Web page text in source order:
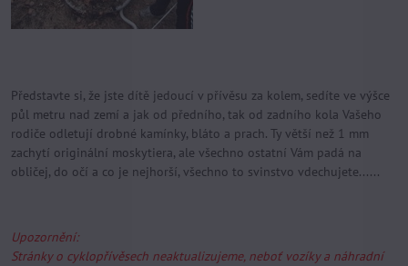
Představte si, že jste dítě jedoucí v přívěsu za kolem, sedíte ve výšce
půl metru nad zemí a jak od předního, tak od zadního kola Vašeho
rodiče odletují drobné kamínky, bláto a prach. Ty větší než 1 mm
zachytí originální moskytiera, ale všechno ostatní Vám padá na
obličej, do očí a co je nejhorší, všechno to svinstvo vdechujete......
Upozornění:
Stránky o cyklopřívěsech neaktualizujeme, neboť vozíky a náhradní